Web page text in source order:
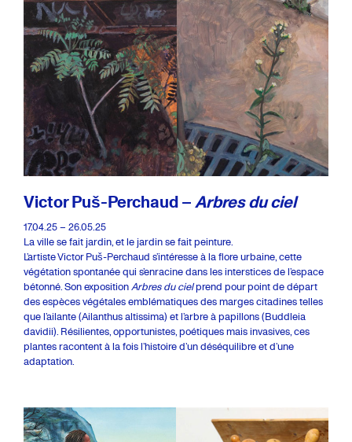
Victor Puš-Perchaud –Arbres du ciel
17.04.25 – 26.05.25
La ville se fait jardin, et le jardin se fait peinture.
L’artiste Victor Puš-Perchaud s’intéresse à la flore urbaine, cette
végétation spontanée qui s’enracine dans les interstices de l’espace
bétonné. Son expositionArbres du cielprend pour point de départ
des espèces végétales emblématiques des marges citadines telles
que l’ailante (Ailanthus altissima) et l’arbre à papillons (Buddleia
davidii). Résilientes, opportunistes, poétiques mais invasives, ces
plantes racontent à la fois l’histoire d’un déséquilibre et d’une
adaptation.